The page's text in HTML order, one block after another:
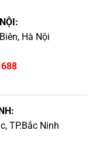
Hà Nội
TP.Bắc Ninh